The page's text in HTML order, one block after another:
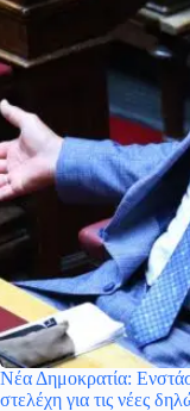
Νέα Δημοκρατία:
στελέχη για τις νέες